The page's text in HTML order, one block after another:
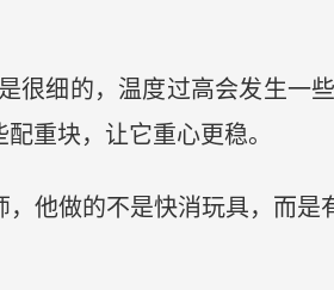
很细的，温度过高会发生一
重块，让它重心更稳。
他做的不是快消玩具，而